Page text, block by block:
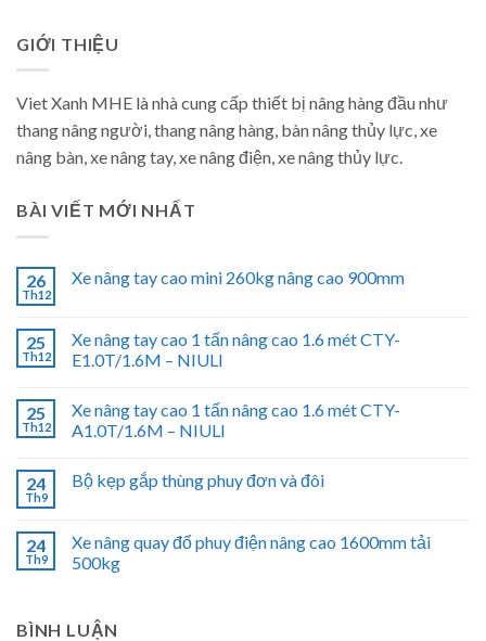
GIỚI THIỆU
Viet Xanh MHE là nhà cung cấp thiết bị nâng hàng đầu như
thang nâng người, thang nâng hàng, bàn nâng thủy lực, xe
nâng bàn, xe nâng tay, xe nâng điện, xe nâng thủy lực.
BÀI VIẾT MỚI NHẤT
26
Th12
Xe nâng tay cao mini 260kg nâng cao 900mm
25
Th12
Xe nâng tay cao 1 tấn nâng cao 1.6 mét CTY-
E1.0T/1.6M – NIULI
25
Th12
Xe nâng tay cao 1 tấn nâng cao 1.6 mét CTY-
A1.0T/1.6M – NIULI
24
Th9
Bộ kẹp gắp thùng phuy đơn và đôi
24
Th9
Xe nâng quay đổ phuy điện nâng cao 1600mm tải
500kg
BÌNH LUẬN